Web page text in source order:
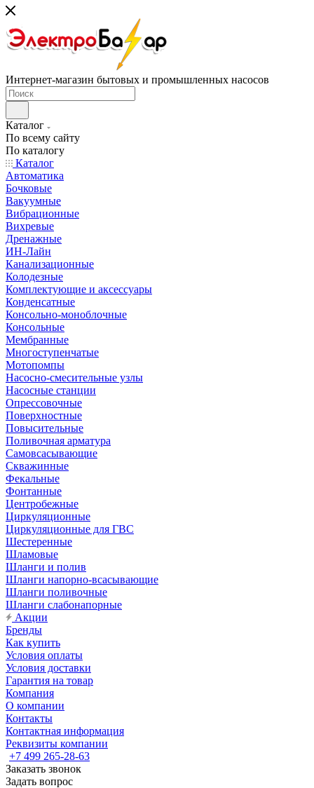
Интернет-магазин бытовых и промышленных насосов
Каталог
По всему сайту
По каталогу
Каталог
Автоматика
Бочковые
Вакуумные
Вибрационные
Вихревые
Дренажные
ИН-Лайн
Канализационные
Колодезные
Комплектующие и аксессуары
Конденсатные
Консольно-моноблочные
Консольные
Мембранные
Многоступенчатые
Мотопомпы
Насосно-смесительные узлы
Насосные станции
Опрессовочные
Поверхностные
Повысительные
Поливочная арматура
Самовсасывающие
Скважинные
Фекальные
Фонтанные
Центробежные
Циркуляционные
Циркуляционные для ГВС
Шестеренные
Шламовые
Шланги и полив
Шланги напорно-всасывающие
Шланги поливочные
Шланги слабонапорные
Акции
Бренды
Как купить
Условия оплаты
Условия доставки
Гарантия на товар
Компания
О компании
Контакты
Контактная информация
Реквизиты компании
+7 499 265-28-63
Заказать звонок
Задать вопрос